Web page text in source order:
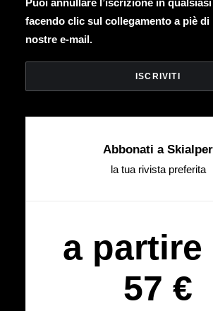
Puoi annullare l’iscrizione in
facendo clic sul collegamento a piè di
nostre e-mail.
Abbonati a Skialper
la tua rivista preferita
a partire
57 €